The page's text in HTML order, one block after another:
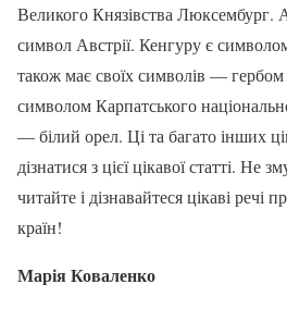
Великого Князівства Люксембург.
символ Австрії. Кенгуру є
також має своїх символів — гербом
символом Карпатського
— білий орел. Ці та багато інших
дізнатися з цієї цікавої статті. Не
читайте і дізнавайтеся цікаві речі
країн!
Марія Коваленко